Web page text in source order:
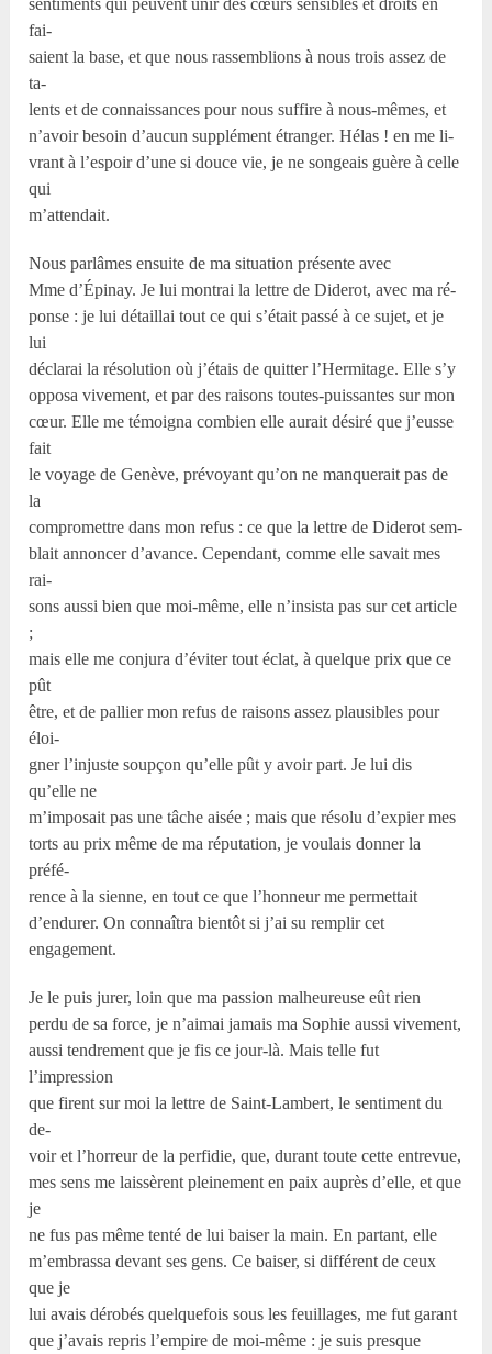
sentiments qui peuvent unir des cœurs sensibles et droits en
fai-
saient la base, et que nous rassemblions à nous trois assez de
ta-
lents et de connaissances pour nous suffire à nous-mêmes, et
n’avoir besoin d’aucun supplément étranger. Hélas ! en me li-
vrant à l’espoir d’une si douce vie, je ne songeais guère à celle
qui
m’attendait.
Nous parlâmes ensuite de ma situation présente avec
Mme d’Épinay. Je lui montrai la lettre de Diderot, avec ma ré-
ponse : je lui détaillai tout ce qui s’était passé à ce sujet, et je
lui
déclarai la résolution où j’étais de quitter l’Hermitage. Elle s’y
opposa vivement, et par des raisons toutes-puissantes sur mon
cœur. Elle me témoigna combien elle aurait désiré que j’eusse
fait
le voyage de Genève, prévoyant qu’on ne manquerait pas de
la
compromettre dans mon refus : ce que la lettre de Diderot sem-
blait annoncer d’avance. Cependant, comme elle savait mes
rai-
sons aussi bien que moi-même, elle n’insista pas sur cet article
;
mais elle me conjura d’éviter tout éclat, à quelque prix que ce
pût
être, et de pallier mon refus de raisons assez plausibles pour
éloi-
gner l’injuste soupçon qu’elle pût y avoir part. Je lui dis
qu’elle ne
m’imposait pas une tâche aisée ; mais que résolu d’expier mes
torts au prix même de ma réputation, je voulais donner la
préfé-
rence à la sienne, en tout ce que l’honneur me permettait
d’endurer. On connaîtra bientôt si j’ai su remplir cet
engagement.
Je le puis jurer, loin que ma passion malheureuse eût rien
perdu de sa force, je n’aimai jamais ma Sophie aussi vivement,
aussi tendrement que je fis ce jour-là. Mais telle fut
l’impression
que firent sur moi la lettre de Saint-Lambert, le sentiment du
de-
voir et l’horreur de la perfidie, que, durant toute cette entrevue,
mes sens me laissèrent pleinement en paix auprès d’elle, et que
je
ne fus pas même tenté de lui baiser la main. En partant, elle
m’embrassa devant ses gens. Ce baiser, si différent de ceux
que je
lui avais dérobés quelquefois sous les feuillages, me fut garant
que j’avais repris l’empire de moi-même : je suis presque